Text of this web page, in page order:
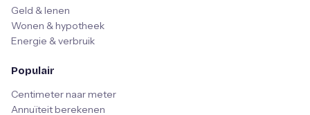
Geld & lenen
Wonen & hypotheek
Energie & verbruik
Populair
Centimeter naar meter
Annuïteit berekenen